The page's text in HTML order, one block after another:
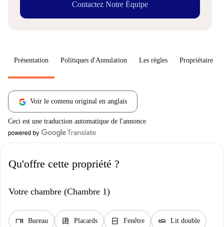
Contactez Notre Équipe
Présentation Politiques d'Annulation Les règles Propriétaire
Voir le contenu original en anglais
Ceci est une traduction automatique de l'annonce
Qu'offre cette propriété ?
Votre chambre (Chambre 1)
desk Bureau dresser Placards window_closed Fenêtre airline_seat_flat Lit double